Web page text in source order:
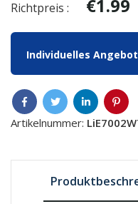
Richtpreis : €1.99
Individuelles
Artikelnummer: